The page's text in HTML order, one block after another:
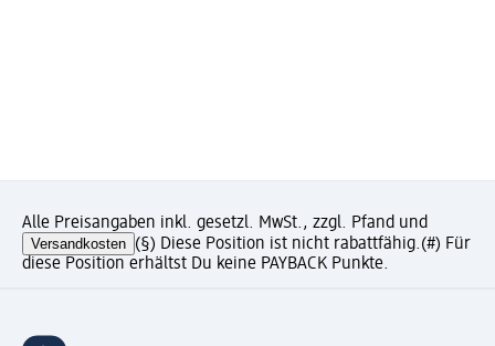
Alle Preisangaben inkl. gesetzl. MwSt., zzgl. Pfand und
Versandkosten (§) Diese Position ist nicht rabattfähig.(#) Für
diese Position erhältst Du keine PAYBACK Punkte.